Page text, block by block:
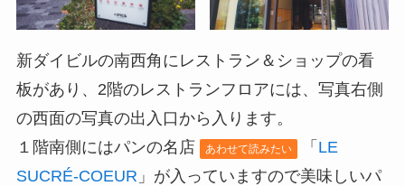
新ダイビルの南西角にレストラン＆ショップの看
板があり、2階のレストランフロアには、写真右側
の西面の写真の出入口から入ります。
１階南側にはパンの名店
あわせて読みたい 「 LE
SUCRÉ-COEUR 」が入っていますので美味しいパ